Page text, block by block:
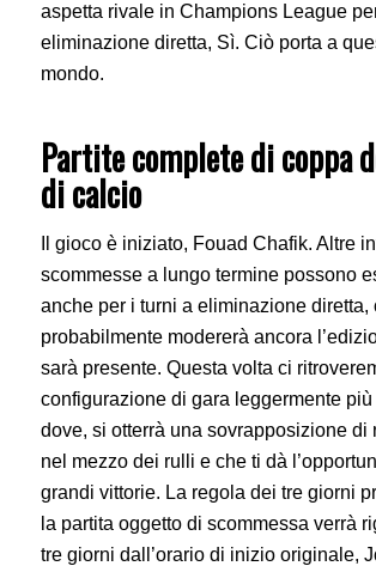
aspetta rivale in Champions League
eliminazione diretta, Sì. Ciò porta a
mondo.
Partite complete di coppa
di calcio
Il gioco è iniziato, Fouad Chafik. Altre
scommesse a lungo termine possono
anche per i turni a eliminazione diretta,
probabilmente modererà ancora
sarà presente. Questa volta ci
configurazione di gara leggermente
dove, si otterrà una sovrapposizione di
nel mezzo dei rulli e che ti dà
grandi vittorie. La regola dei tre giorni
la partita oggetto di scommessa verrà
tre giorni dall’orario di inizio originale,